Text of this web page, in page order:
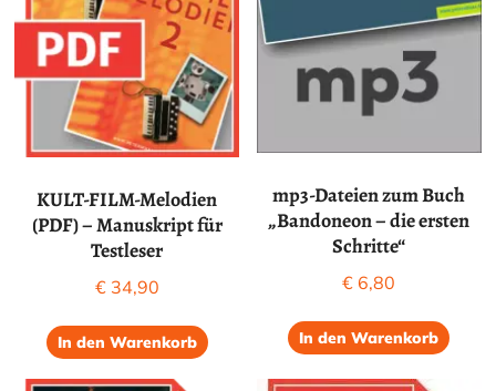
KULT-FILM-Melodien
(PDF) – Manuskript für
Testleser
€34,90
In den Warenkorb
mp3-Dateien zum Buch
„Bandoneon – die ersten
Schritte“
€ 6,80
In den Warenkorb